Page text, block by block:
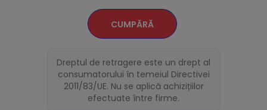
CUMPĂRĂ
Dreptul de retragere este un drept al
consumatorului în temeiul Directivei
2011/83/UE. Nu se aplică achizițiilor
efectuate între firme.